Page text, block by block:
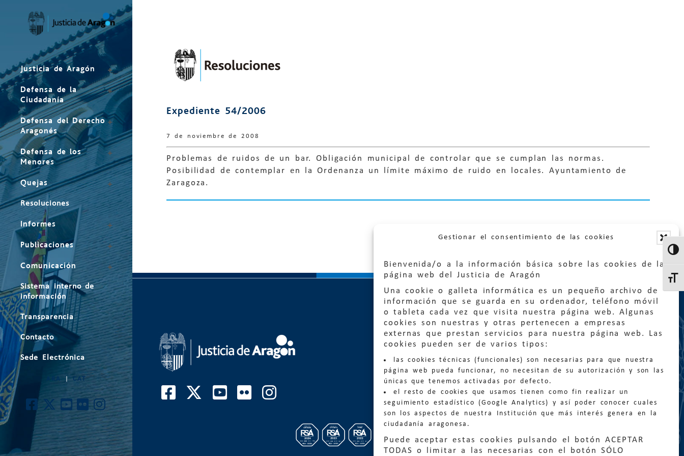
Gestionar el consentimiento de las cookies
Bienvenida/o a la información básica sobre las cookies de la
página web del Justicia de Aragón
Una cookie o galleta informática es un pequeño archivo de
información que se guarda en su ordenador, teléfono móvil
o tableta cada vez que visita nuestra página web. Algunas
cookies son nuestras y otras pertenecen a empresas
externas que prestan servicios para nuestra página web. Las
cookies pueden ser de varios tipos:
las cookies técnicas (funcionales) son necesarias para que nuestra
página web pueda funcionar, no necesitan de su autorización y son las
únicas que tenemos activadas por defecto.
el resto de cookies que usamos tienen como fin realizar un
seguimiento estadístico (Google Analytics) y así poder conocer cuales
son los aspectos de nuestra Institución que más interés genera en la
ciudadanía aragonesa.
Puede aceptar estas cookies pulsando el botón ACEPTAR
TODAS o limitar a las necesarias con el botón SÓLO
Justicia de Aragón
Defensa de la
Ciudadanía
Defensa del Derecho
Aragonés
Defensa de los
Menores
Quejas
Resoluciones
Informes
Publicaciones
Comunicación
Sistema interno de
información
Transparencia
Contacto
Sede Electrónica
|CAT
Expediente 54/2006
7 de noviembre de 2008
Problemas de ruidos de un bar. Obligación municipal de controlar que se cumplan las normas.
Posibilidad de contemplar en la Ordenanza un límite máximo de ruido en locales. Ayuntamiento de
Zaragoza.
Quejas:quejas@eljusticiadearagon.es
Información general:
informacion@eljusticiadearagon.es
Teléfonos: 900 210 210/ 976 399 354